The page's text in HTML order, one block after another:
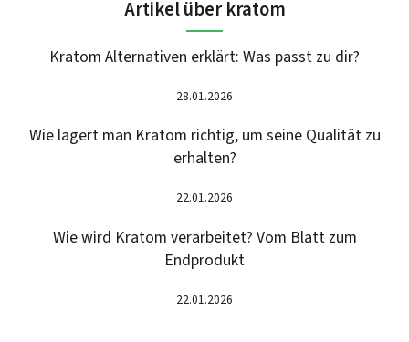
Artikel über kratom
Kratom Alternativen erklärt: Was passt zu dir?
28.01.2026
Wie lagert man Kratom richtig, um seine Qualität zu
erhalten?
22.01.2026
Wie wird Kratom verarbeitet? Vom Blatt zum
Endprodukt
22.01.2026